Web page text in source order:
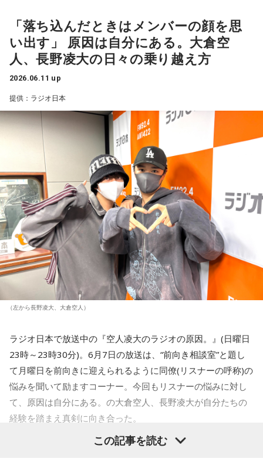
寺島アナ 「なんか一周遅れみたいな感じもするんですけど。
これもか、みたいなね？」
るので、当然ながらそういうふうな学習を経ていない状況で
判断をしているわけですが、実際、若い人とか『最初からAI
で…』みたいな人、これはどうなるのかなっていうのは正直よ
くわからないですよね」
寺島アナ「いま片岡さんもおっしゃいましたけれども、他の
国で先んじてやっていた所が原点回帰の方向に向かっている
っていうのを聞くと『あれ？これはもうちょっと待ったほう
がいいんじゃないの？』っていう気もするんですけれども、
やっぱり一旦決めちゃったことは進めていくしかないんです
かね？」
片岡氏「そうですねぇ、慎重な検討が求められるのかなと思
デジタル化によってより深まるような形になるのかどうかっ
ていうところが最大のポイントだと思うんですよね」
甲斐みのりさんは、静岡県生まれ。大阪芸術大学文芸学科を
卒業後、京都に移り住み、雑貨ブランド「ロル」を立ち上げ
ます。その後、東京を拠点に旅、散歩、お菓子、地元パン、
クラシックホテル、建築、暮らしと雑貨などを題材に、書
界」（TBS系）に「地元パン」のプレゼンターとして出演
し、話題になりました。
日本各地の街角には、その土地の人々に長年愛され、生き残
り続けている「地元パン」と呼ばれるパンの存在がありま
す。甲斐さんが考える地元パンとは「昭和20年代から30年代
頃までに創業したパン屋さんで、日本の高度経済成長期を支
えてきた歴史があり、名前の由来や地域性に独特の面白さが
あるもの」と定義しています。
甲斐さんがこれほどまでに地元パンや地域のお菓子にのめり
込むようになったきっかけは、意外にもパンそのものではな
く「お菓子の包み紙」だったと振り返ります。
もともと日本中の美しい包み紙を集めるためにお菓子屋さん
を巡っていた甲斐さんは、あるときに「〇〇製菓」という看
板を掲げる店でパンが売られている光景に何度も出くわしま
だ」と気づき、パンの研究へと繋がっていきました。
特におすすめの地元パンは、島根県の「なんぽうパン」が作
る「バラパン」という見た目にも美しいパン。長く焼いた食
パンの生地をくるくると手作業で丸め、一輪のバラの花のよ
うに仕立てた目にも鮮やかなパン。「食べてなくなるもの
を、見た目も美しく仕上げる。それはどこか日本の和菓子的
な発想にも似ています」と語ります。甘いバタークリームを
巻き込んだそのパンは、ふんわりと丸まっているため、正直
に言えば少し食べにくく、「ちぎって食べるか、そのまま豪
「落ち込んだときはメンバーの顔を思
い出す」 原因は自分にある。大倉空
人、長野凌大の日々の乗り越え方
2026.06.11 up
提供：ラジオ日本
（左から長野凌大、大倉空人）
ラジオ日本で放送中の『空人凌大のラジオの原因。』(日曜日
23時～23時30分)。6月7日の放送は、“前向き相談室”と題し
て月曜日を前向きに迎えられるように同僚(リスナーの呼称)の
悩みを聞いて励ますコーナー。今回もリスナーの悩みに対し
て、原因は自分にある。の大倉空人、長野凌大が自分たちの
経験を踏まえ真剣に向き合った。
悩める全員の心に刺さる言葉や、二人の温かい人柄溢れる深
この記事を読む